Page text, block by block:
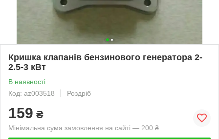
Кришка клапанів бензинового генератора 2-
2.5-3 кВт
В наявності
Код: az003518
Роздріб
159 ₴
Мінімальна сума замовлення на сайті — 200 ₴